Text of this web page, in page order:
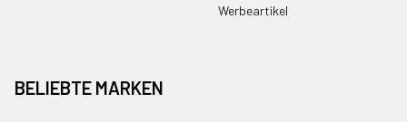
Werbeartikel
BELIEBTE MARKEN